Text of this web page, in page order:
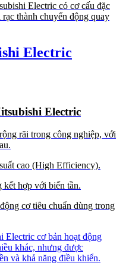
Electric có cơ cấu đặc
thành chuyển động quay
Electric
Electric
rãi trong công nghiệp, với
cao (High Efficiency).
kết hợp với biến tần.
cơ tiêu chuẩn dùng trong
Electric cơ bản hoạt động
khác, nhưng được
và khả năng điều khiển.